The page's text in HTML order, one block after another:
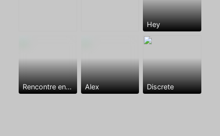
Hey
Rencontre entre mecs Alex Discrete